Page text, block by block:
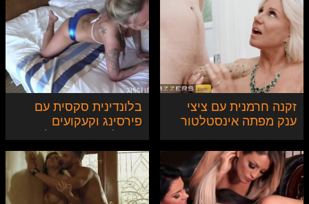
זקנה חרמנית עם ציצי
ענק מפתה אינסטלטור
בלונדינית סקסית עם
פירסינג וקעקועים
שאוור במלון